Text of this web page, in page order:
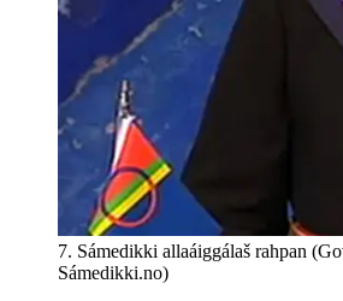
7. Sámedikki allaáiggálaš rahpan
Sámedikki.no)